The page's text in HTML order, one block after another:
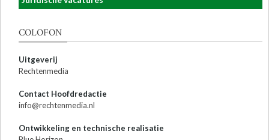
COLOFON
Uitgeverij
Rechtenmedia
Contact Hoofdredactie
info@rechtenmedia.nl
Ontwikkeling en technische realisatie